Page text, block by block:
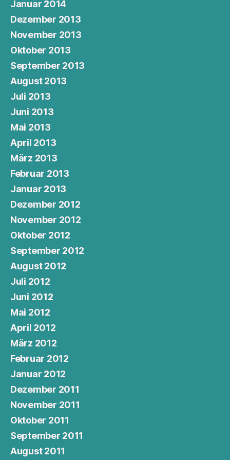
Januar 2014
Dezember 2013
November 2013
Oktober 2013
September 2013
August 2013
Juli 2013
Juni 2013
Mai 2013
April 2013
März 2013
Februar 2013
Januar 2013
Dezember 2012
November 2012
Oktober 2012
September 2012
August 2012
Juli 2012
Juni 2012
Mai 2012
April 2012
März 2012
Februar 2012
Januar 2012
Dezember 2011
November 2011
Oktober 2011
September 2011
August 2011